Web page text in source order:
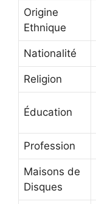
Origine
Ethnique
Nationalité
Religion
Éducation
Profession
Maisons de
Disques